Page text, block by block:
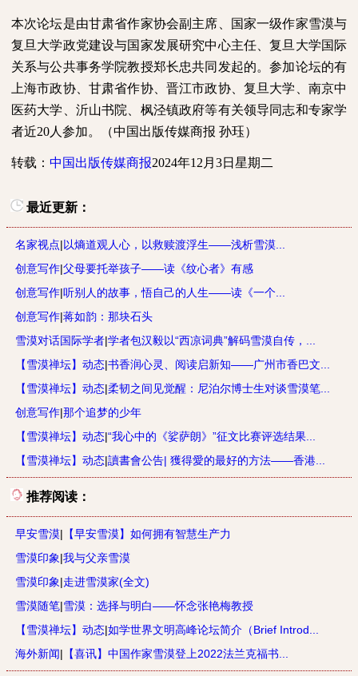
本次论坛是由甘肃省作家协会副主席、国家一级作家雪漠与
复旦大学政党建设与国家发展研究中心主任、复旦大学国际
关系与公共事务学院教授郑长忠共同发起的。参加论坛的有
上海市政协、甘肃省作协、晋江市政协、复旦大学、南京中
医药大学、沂山书院、枫泾镇政府等有关领导同志和专家学
者近20人参加。（中国出版传媒商报 孙珏）
转载： 中国出版传媒商报2024年12 月 3日星期二
最近更新：
名家视点|以熵道观人心，以救赎渡浮生——浅析雪漠...
创意写作|父母要托举孩子——读《纹心者》有感
创意写作|听别人的故事，悟自己的人生——读《一个...
创意写作|蒋如韵：那块石头
雪漠对话国际学者|学者包汉毅以“西凉词典”解码雪漠自传，...
【雪漠禅坛】动态|书香润心灵、阅读启新知——广州市香巴文...
【雪漠禅坛】动态|柔韧之间见觉醒：尼泊尔博士生对谈雪漠笔...
创意写作|那个追梦的少年
【雪漠禅坛】动态|“我心中的《娑萨朗》”征文比赛评选结果...
【雪漠禅坛】动态|讀書會公告| 獲得愛的最好的方法——香港...
推荐阅读：
早安雪漠| 【早安雪漠】如何拥有智慧生产力
雪漠印象|我与父亲雪漠
雪漠印象|走进雪漠家(全文)
雪漠随笔|雪漠：选择与明白——怀念张艳梅教授
【雪漠禅坛】动态|如学世界文明高峰论坛简介（Brief Introd...
海外新闻| 【喜讯】中国作家雪漠登上2022法兰克福书...